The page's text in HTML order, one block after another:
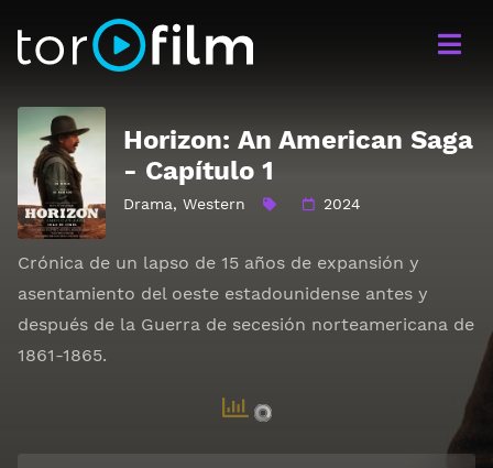
Horizon: An American Saga
- Capítulo 1
Drama, Western 2024
Crónica de un lapso de 15 años de expansión y
asentamiento del oeste estadounidense antes y
después de la Guerra de secesión norteamericana de
1861-1865.